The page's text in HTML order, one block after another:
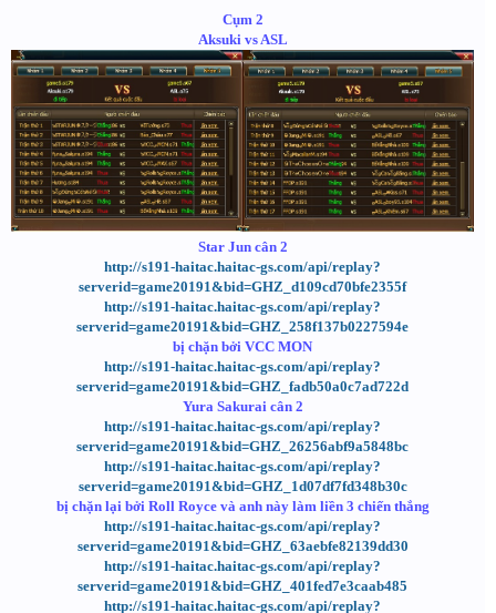
Cụm 2
Aksuki vs ASL
Star Jun cân 2
http://s191-haitac.haitac-gs.com/api/replay?
serverid=game20191&bid=GHZ_d109cd70bfe2355f
http://s191-haitac.haitac-gs.com/api/replay?
serverid=game20191&bid=GHZ_258f137b0227594e
bị chặn bởi VCC MON
http://s191-haitac.haitac-gs.com/api/replay?
serverid=game20191&bid=GHZ_fadb50a0c7ad722d
Yura Sakurai cân 2
http://s191-haitac.haitac-gs.com/api/replay?
serverid=game20191&bid=GHZ_26256abf9a5848bc
http://s191-haitac.haitac-gs.com/api/replay?
serverid=game20191&bid=GHZ_1d07df7fd348b30c
bị chặn lại bởi Roll Royce và anh này làm liền 3 chiến thắng
http://s191-haitac.haitac-gs.com/api/replay?
serverid=game20191&bid=GHZ_63aebfe82139dd30
http://s191-haitac.haitac-gs.com/api/replay?
serverid=game20191&bid=GHZ_401fed7e3caab485
http://s191-haitac.haitac-gs.com/api/replay?